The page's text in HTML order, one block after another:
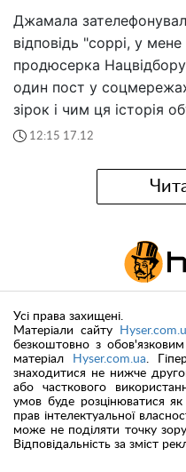
Джамала
відповідь "соррі, у
продюсерка
один пост у
зірок і чим ця історія
12:15 17.12
Усі права захищені.
Матеріали сайту
безкоштовно з
матеріал
Hyser.com.ua.
знаходитися не нижче
або часткового
умов буде розцінюватися
прав інтелектуальної
може не поділяти точку зору
Відповідальність за зміст